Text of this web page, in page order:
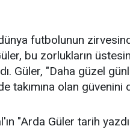
futbolunun
bu zorlukların
Güler, "Daha güzel
takımına olan güvenini
"Arda Güler tarih